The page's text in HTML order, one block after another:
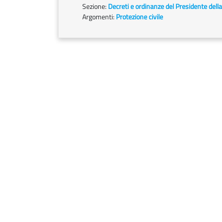
Sezione: Decreti e ordinanze del Presidente
Argomenti: Protezione civile